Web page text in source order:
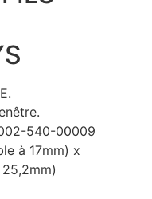
540-00009
à 17mm) x